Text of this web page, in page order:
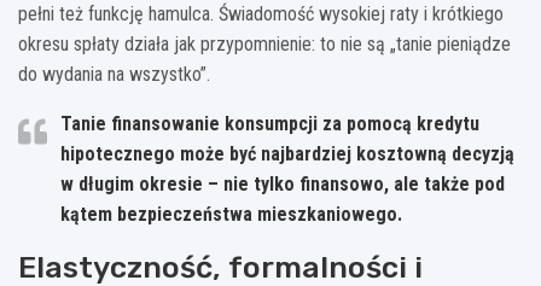
pełni też funkcję hamulca. Świadomość wysokiej raty i krótkiego
okresu spłaty działa jak przypomnienie: to nie są „tanie pieniądze
do wydania na wszystko”.
Tanie finansowanie konsumpcji za pomocą kredytu
hipotecznego może być najbardziej kosztowną decyzją
w długim okresie – nie tylko finansowo, ale także pod
kątem bezpieczeństwa mieszkaniowego.
Elastyczność, formalności i